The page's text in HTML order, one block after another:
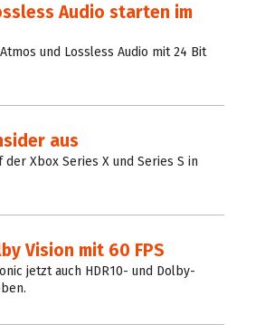
Audio starten im
und Lossless Audio mit 24 Bit
aus
Xbox Series X und Series S in
Vision mit 60 FPS
jetzt auch HDR10- und Dolby-